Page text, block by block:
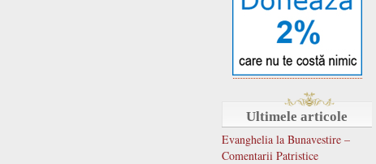
Ultimele articole
Evanghelia la Bunavestire –
Comentarii Patristice